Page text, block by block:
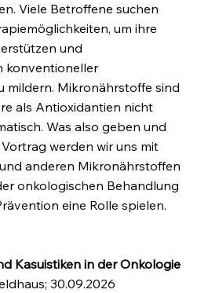
Viele Betroffene suchen
um ihre
und
konventioneller
mildern. Mikronährstoffe sind
als Antioxidantien nicht
Was also geben und
werden wir uns mit
anderen Mikronährstoffen
onkologischen Behandlung
eine Rolle spielen.
Kasuistiken in der Onkologie
30.09.2026